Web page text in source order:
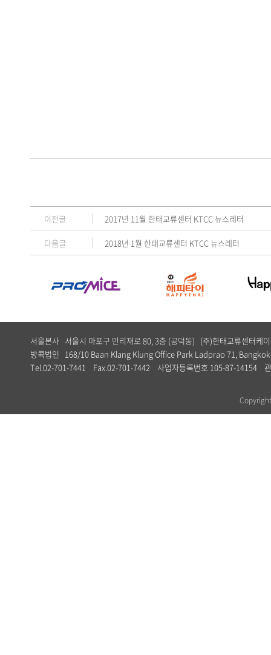
이전글 2017년 11월 한태교류센터 KTCC 뉴스레터
다음글 2018년 1월 한태교류센터 KTCC 뉴스레터
서울본사 서울시 마포구 만리재로 80, 3층 (공덕동) (주)한태교류센터케
방콕법인 168/10 Baan Klang Klung Office Park Ladprao 71,
Tel.02-701-7441 Fax.02-701-7442 사업자등록번호 105-87-14154